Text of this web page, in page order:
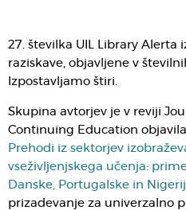
27. številka UIL Library Alerta
raziskave, objavljene v
Izpostavljamo štiri.
Skupina avtorjev je v reviji
Continuing Education
Prehodi iz sektorjev
vseživljenjskega učenja:
Danske, Portugalske in
prizadevanje za univerzalno